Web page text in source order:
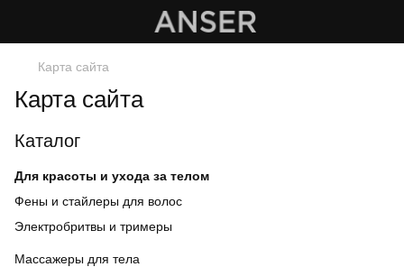
Карта сайта
Карта сайта
Каталог
Для красоты и ухода за телом
Фены и стайлеры для волос
Электробритвы и тримеры
Массажеры для тела